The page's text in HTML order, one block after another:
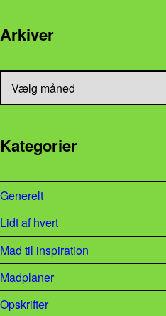
Arkiver
Arkiver
Kategorier
Generelt
Lidt af hvert
Mad til inspiration
Madplaner
Opskrifter